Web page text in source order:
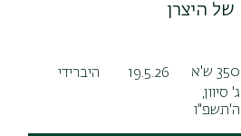
של היצרן
היברידי 19.5.26
350 ש'א
ג' סיוון,
ה'תשפ"ו